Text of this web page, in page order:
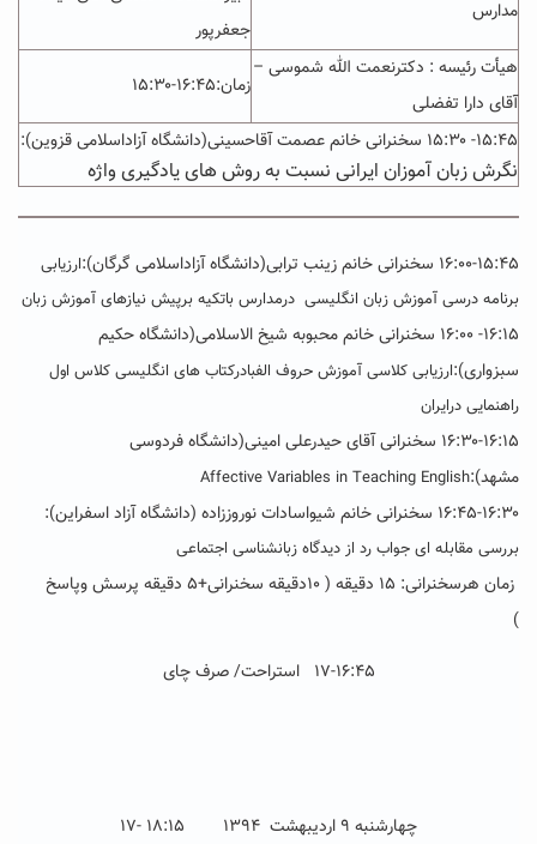
مدارس
جعفرپور
هیأت رئیسه : دکترنعمت الله شموسی –
آقای دارا تفضلی
زمان:۱۶:۴۵-۱۵:۳۰
۱۵:۴۵- ۱۵:۳۰ سخنرانی خانم عصمت آقاحسینی(دانشگاه آزاداسلامی قزوین):
نگرش زبان آموزان ایرانی نسبت به روش های یادگیری واژه
۱۶:۰۰-۱۵:۴۵ سخنرانی خانم زینب ترابی(دانشگاه آزاداسلامی گرگان):
ارزیابی
برنامه درسی آموزش زبان انگلیسی درمدارس باتکیه برپیش نیازهای آموزش زبان
۱۶:۱۵- ۱۶:۰۰ سخنرانی خانم محبوبه شیخ الاسلامی(دانشگاه حکیم
سبزواری):ارزیابی کلاسی آموزش حروف الفبادرکتاب های انگلیسی کلاس اول
راهنمایی درایران
۱۶:۳۰-۱۶:۱۵ سخنرانی آقای حیدرعلی امینی(دانشگاه فردوسی
مشهد):Affective Variables in Teaching English
۱۶:۴۵-۱۶:۳۰ سخنرانی خانم شیواسادات نوروززاده (دانشگاه آزاد اسفراین):
بررسی مقابله ای جواب رد از دیدگاه زبانشناسی اجتماعی
زمان هرسخنرانی: ۱۵ دقیقه ( ۱۰دقیقه سخنرانی+۵ دقیقه پرسش وپاسخ
)
۱۷-۱۶:۴۵ استراحت/ صرف چای
چهارشنبه ۹ اردیبهشت ۱۳۹۴ ۱۸:۱۵ -۱۷